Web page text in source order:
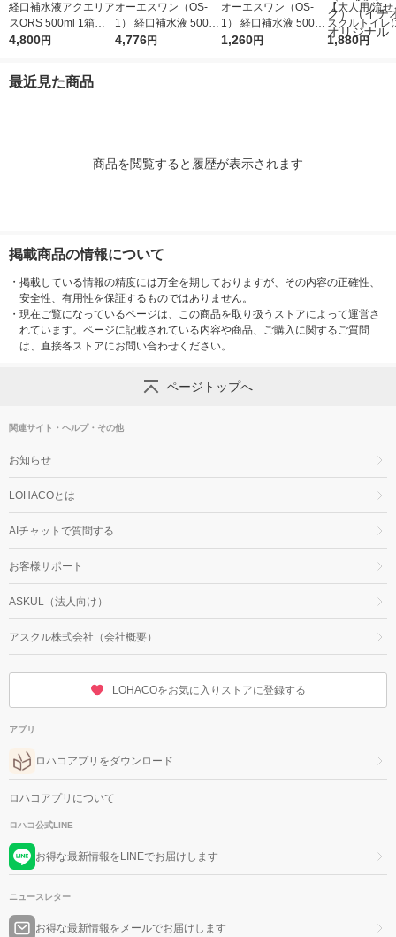
経口補水液アクエリア
スORS 500ml 1箱（2
4本入）
4,800円
オーエスワン（OS-
1） 経口補水液 500m
L 1ケース（24本） 大
4,776円
オーエスワン（OS-
1） 経口補水液 500m
L 1セット（6本） 大
1,260円
【大人用/流
スクルトイレ
やわらかおし
1,880円
最近見た商品
商品を閲覧すると履歴が表示されます
掲載商品の情報について
・ 掲載している情報の精度には万全を期しておりますが、その内容の正確性、
安全性、有用性を保証するものではありません。
・ 現在ご覧になっているページは、この商品を取り扱うストアによって運営さ
れています。ページに記載されている内容や商品、ご購入に関するご質問
は、直接各ストアにお問い合わせください。
ページトップへ
関連サイト・ヘルプ・その他
お知らせ
LOHACOとは
AIチャットで質問する
お客様サポート
ASKUL（法人向け）
アスクル株式会社（会社概要）
LOHACOをお気に入りストアに登録する
アプリ
ロハコアプリをダウンロード
ロハコアプリについて
ロハコ公式LINE
お得な最新情報をLINEでお届けします
ニュースレター
お得な最新情報をメールでお届けします